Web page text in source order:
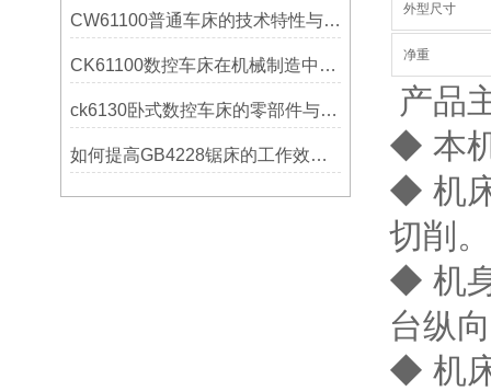
CW61100普通车床的技术特性与操作优势
CK61100数控车床在机械制造中的实际表现
ck6130卧式数控车床的零部件与配置解析
如何提高GB4228锯床的工作效率？
外型尺寸
净重
产品
◆ 本
◆ 机
切削。
◆ 机
台纵
◆ 机